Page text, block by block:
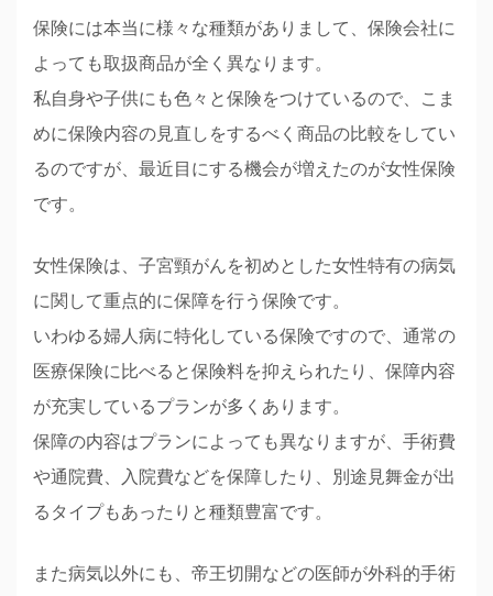
保険には本当に様々な種類がありまして、保険会社に
よっても取扱商品が全く異なります。
私自身や子供にも色々と保険をつけているので、こま
めに保険内容の見直しをするべく商品の比較をしてい
るのですが、最近目にする機会が増えたのが女性保険
です。
女性保険は、子宮頸がんを初めとした女性特有の病気
に関して重点的に保障を行う保険です。
いわゆる婦人病に特化している保険ですので、通常の
医療保険に比べると保険料を抑えられたり、保障内容
が充実しているプランが多くあります。
保障の内容はプランによっても異なりますが、手術費
や通院費、入院費などを保障したり、別途見舞金が出
るタイプもあったりと種類豊富です。
また病気以外にも、帝王切開などの医師が外科的手術